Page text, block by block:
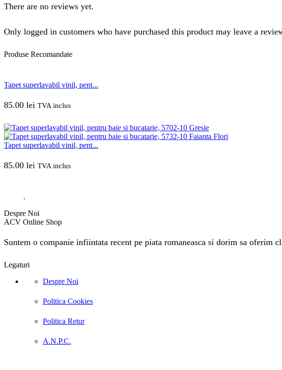
There are no reviews yet.
Only logged in customers who have purchased this product may leave a
Produse Recomandate
Tapet superlavabil vinil, pent...
85.00 lei TVA inclus
Tapet superlavabil vinil, pent...
85.00 lei TVA inclus
.
Despre Noi
ACV Online Shop
Suntem o companie infiintata recent pe piata romaneasca si dorim sa
Legaturi
Despre Noi
Politica Cookies
Politica Retur
A.N.P.C.